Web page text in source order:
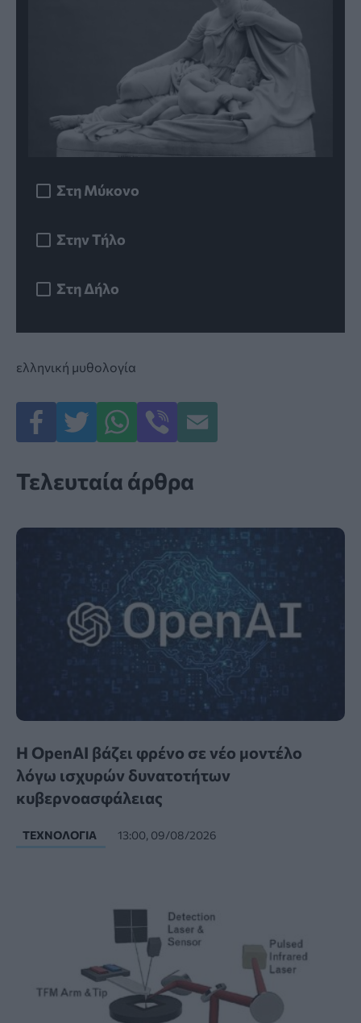
Στη Μύκονο
Στην Τήλο
Στη Δήλο
ελληνική μυθολογία
Τελευταία άρθρα
Η OpenAI βάζει φρένο σε νέο μοντέλο
λόγω ισχυρών δυνατοτήτων
κυβερνοασφάλειας
ΤΕΧΝΟΛΟΓΊΑ 13:00, 09/08/2026